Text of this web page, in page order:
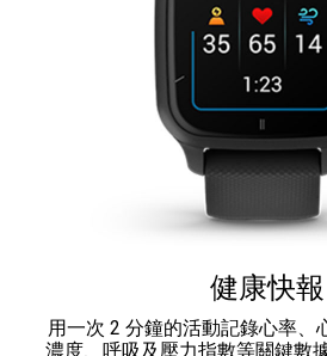
健康快報
用一次 2 分鐘的活動記錄心率、
濃度、呼吸及壓力指數等關鍵數